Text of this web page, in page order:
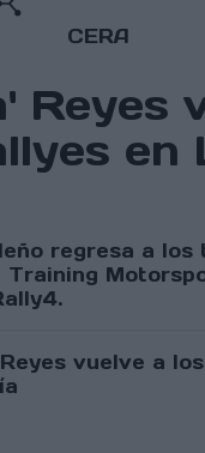
CERA
Reyes
en
regresa a los
Training